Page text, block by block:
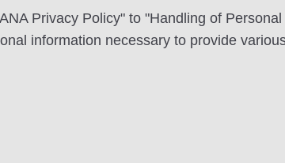
Privacy Policy" to "Handling of
information necessary to provide